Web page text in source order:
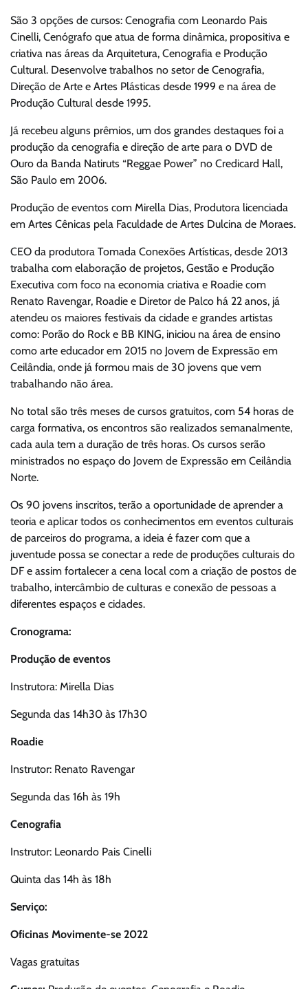
São 3 opções de cursos: Cenografia com Leonardo Pais
Cinelli, Cenógrafo que atua de forma dinâmica, propositiva e
criativa nas áreas da Arquitetura, Cenografia e Produção
Cultural. Desenvolve trabalhos no setor de Cenografia,
Direção de Arte e Artes Plásticas desde 1999 e na área de
Produção Cultural desde 1995.
Já recebeu alguns prêmios, um dos grandes destaques foi a
produção da cenografia e direção de arte para o DVD de
Ouro da Banda Natiruts “Reggae Power” no Credicard Hall,
São Paulo em 2006.
Produção de eventos com Mirella Dias, Produtora licenciada
em Artes Cênicas pela Faculdade de Artes Dulcina de Moraes.
CEO da produtora Tomada Conexões Artísticas, desde 2013
trabalha com elaboração de projetos, Gestão e Produção
Executiva com foco na economia criativa e Roadie com
Renato Ravengar, Roadie e Diretor de Palco há 22 anos, já
atendeu os maiores festivais da cidade e grandes artistas
como: Porão do Rock e BB KING, iniciou na área de ensino
como arte educador em 2015 no Jovem de Expressão em
Ceilândia, onde já formou mais de 30 jovens que vem
trabalhando não área.
No total são três meses de cursos gratuitos, com 54 horas de
carga formativa, os encontros são realizados semanalmente,
cada aula tem a duração de três horas. Os cursos serão
ministrados no espaço do Jovem de Expressão em Ceilândia
Norte.
Os 90 jovens inscritos, terão a oportunidade de aprender a
teoria e aplicar todos os conhecimentos em eventos culturais
de parceiros do programa, a ideia é fazer com que a
juventude possa se conectar a rede de produções culturais do
DF e assim fortalecer a cena local com a criação de postos de
trabalho, intercâmbio de culturas e conexão de pessoas a
diferentes espaços e cidades.
Cronograma:
Produção de eventos
Instrutora: Mirella Dias
Segunda das 14h30 às 17h30
Roadie
Instrutor: Renato Ravengar
Segunda das 16h às 19h
Cenografia
Instrutor: Leonardo Pais Cinelli
Quinta das 14h às 18h
Serviço:
Oficinas Movimente-se 2022
Vagas gratuitas